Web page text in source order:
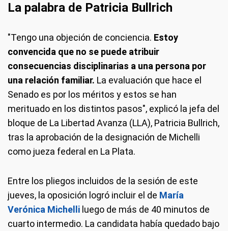
La palabra de Patricia Bullrich
"Tengo una objeción de conciencia. Estoy
convencida que no se puede atribuir
consecuencias disciplinarias a una persona por
una relación familiar. La evaluación que hace el
Senado es por los méritos y estos se han
merituado en los distintos pasos", explicó la jefa del
bloque de La Libertad Avanza (LLA), Patricia Bullrich,
tras la aprobación de la designación de Michelli
como jueza federal en La Plata.
Entre los pliegos incluidos de la sesión de este
jueves, la oposición logró incluir el de María
Verónica Michelli luego de más de 40 minutos de
cuarto intermedio. La candidata había quedado bajo